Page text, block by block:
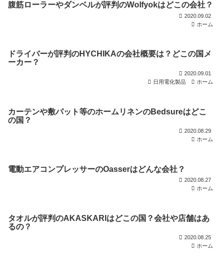
腹筋ローラーやダンベルが評判のWolfyokはどこの会社？
2020.09.02
ホーム
ドライバーが評判のHYCHIKAの会社概要は？どこの国メ
ーカー？
2020.09.01
日用電化製品
ホーム
カーテンや敷パット等のホームリネンのBedsureはどこ
の国？
2020.08.29
ホーム
電動エアコンプレッサーのOasserはどんな会社？
2020.08.27
ホーム
タオルが評判のAKASKARIはどこの国？会社や店舗はあ
るの？
2020.08.25
ホーム